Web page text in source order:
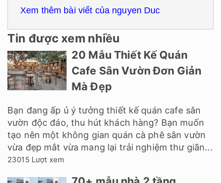
Xem thêm bài viết của nguyen Duc
Tin được xem nhiều
20 Mẫu Thiết Kế Quán
Cafe Sân Vườn Đơn Giản
Mà Đẹp
Bạn đang ấp ủ ý tưởng thiết kế quán cafe sân
vườn độc đáo, thu hút khách hàng? Bạn muốn
tạo nên một không gian quán cà phê sân vườn
vừa đẹp mắt vừa mang lại trải nghiệm thư giãn...
23015 Lượt xem